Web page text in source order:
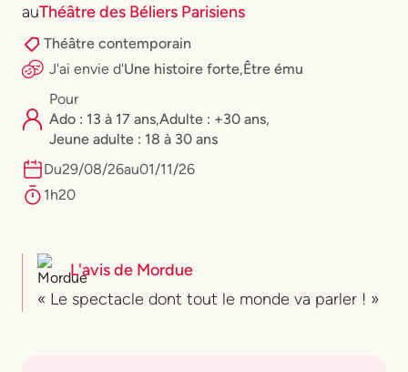
auThéâtre des Béliers Parisiens
Théâtre contemporain
J'ai envie d'Une histoire forte,Être ému
Pour
Ado : 13 à 17 ans,Adulte : +30 ans,
⁠Jeune adulte : 18 à 30 ans
Du29/08/26au01/11/26
1h20
L'avis de Mordue
« Le spectacle dont tout le monde va parler ! »